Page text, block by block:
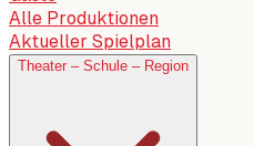
Alle Produktionen
Aktueller Spielplan
Theater – Schule – Region